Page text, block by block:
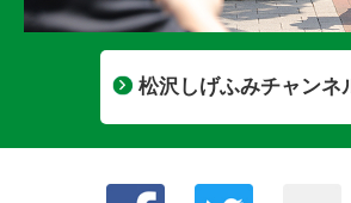
松沢しげふみチャンネ